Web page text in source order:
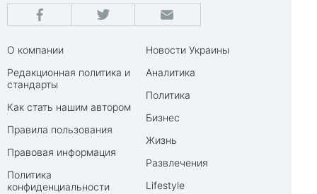
О компании
Редакционная политика и
стандарты
Как стать нашим автором
Правила пользования
Правовая информация
Политика
конфиденциальности
Новости Украины
Аналитика
Политика
Бизнес
Жизнь
Развлечения
Lifestyle